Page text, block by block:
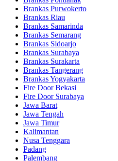
Brankas Purwokerto
Brankas Riau
Brankas Samarinda
Brankas Semarang
Brankas Sidoarjo
Brankas Surabaya
Brankas Surakarta
Brankas Tangerang
Brankas Yogyakarta
Fire Door Bekasi
Fire Door Surabaya
Jawa Barat
Jawa Tengah
Jawa Timur
Kalimantan
Nusa Tenggara
Padang
Palembang